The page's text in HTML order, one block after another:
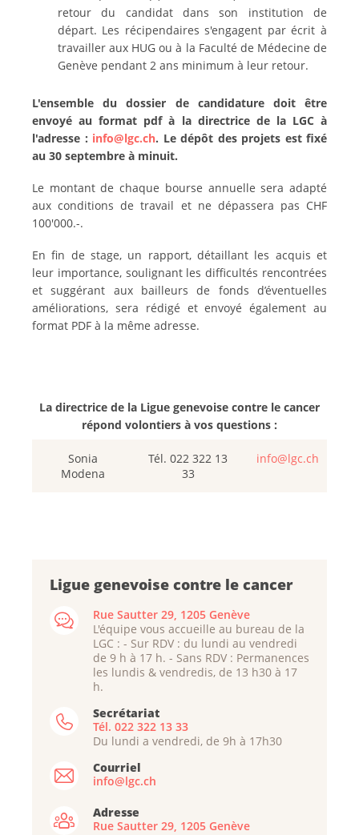
retour du candidat dans son institution de
départ. Les récipendaires s'engagent par écrit à
travailler aux HUG ou à la Faculté de Médecine de
Genève pendant 2 ans minimum à leur retour.
L'ensemble du dossier de candidature doit être
envoyé au format pdf à la directrice de la LGC à
l'adresse : info@lgc.ch. Le dépôt des projets est fixé
au 30 septembre à minuit.
Le montant de chaque bourse annuelle sera adapté
aux conditions de travail et ne dépassera pas CHF
100'000.-.
En fin de stage, un rapport, détaillant les acquis et
leur importance, soulignant les difficultés rencontrées
et suggérant aux bailleurs de fonds d’éventuelles
améliorations, sera rédigé et envoyé également au
format PDF à la même adresse.
La directrice de la Ligue genevoise contre le cancer
répond volontiers à vos questions :
Sonia
Modena
Tél. 022 322 13
33
info@lgc.ch
Ligue genevoise contre le cancer
Rue Sautter 29, 1205 Genève
L'équipe vous accueille au bureau de la
LGC : - Sur RDV : du lundi au vendredi
de 9 h à 17 h. - Sans RDV : Permanences
les lundis & vendredis, de 13 h30 à 17
h.
Secrétariat
Tél. 022 322 13 33
Du lundi a vendredi, de 9h à 17h30
Courriel
info@lgc.ch
Adresse
Rue Sautter 29, 1205 Genève